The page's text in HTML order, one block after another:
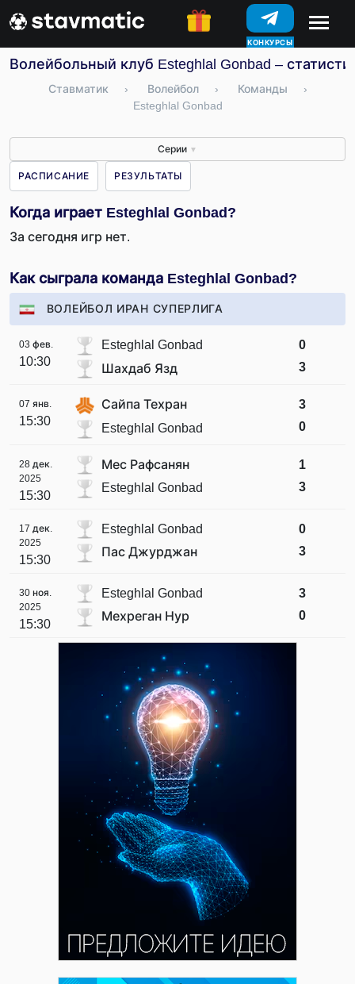
КОНКУРСЫ
Волейбольный клуб Esteghlal Gonbad –
Ставматик › Волейбол › Команды
›
Esteghlal Gonbad
Серии ▼
РАСПИСАНИЕ РЕЗУЛЬТАТЫ
Когда играет Esteghlal Gonbad?
За сегодня игр нет.
Как сыграла команда Esteghlal Gonbad?
ВОЛЕЙБОЛ ИРАН СУПЕРЛИГА
03 фев.
10:30
Esteghlal Gonbad
Шахдаб Язд
0
3
07 янв.
15:30
Сайпа Техран
Esteghlal Gonbad
3
0
28 дек.
2025
15:30
Мес Рафсанян
Esteghlal Gonbad
1
3
17 дек.
2025
15:30
Esteghlal Gonbad
Пас Джурджан
0
3
30 ноя.
2025
15:30
Esteghlal Gonbad
Мехреган Нур
3
0